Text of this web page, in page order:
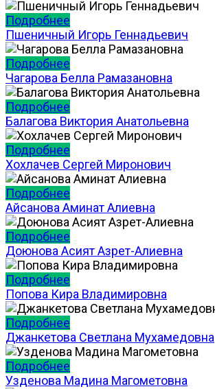
Подробнее
Пшеничный Игорь Геннадьевич
Подробнее
Чагарова Белла Рамазановна
Подробнее
Балагова Виктория Анатольевна
Подробнее
Хохлачев Сергей Миронович
Подробнее
Айсанова Аминат Алиевна
Подробнее
Доюнова Асият Азрет-Алиевна
Подробнее
Попова Кира Владимировна
Подробнее
Джанкетова Светлана Мухамедовна
Подробнее
Узденова Мадина Магометовна